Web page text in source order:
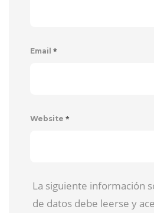
Email *
Website *
La siguiente información
de datos debe leerse y